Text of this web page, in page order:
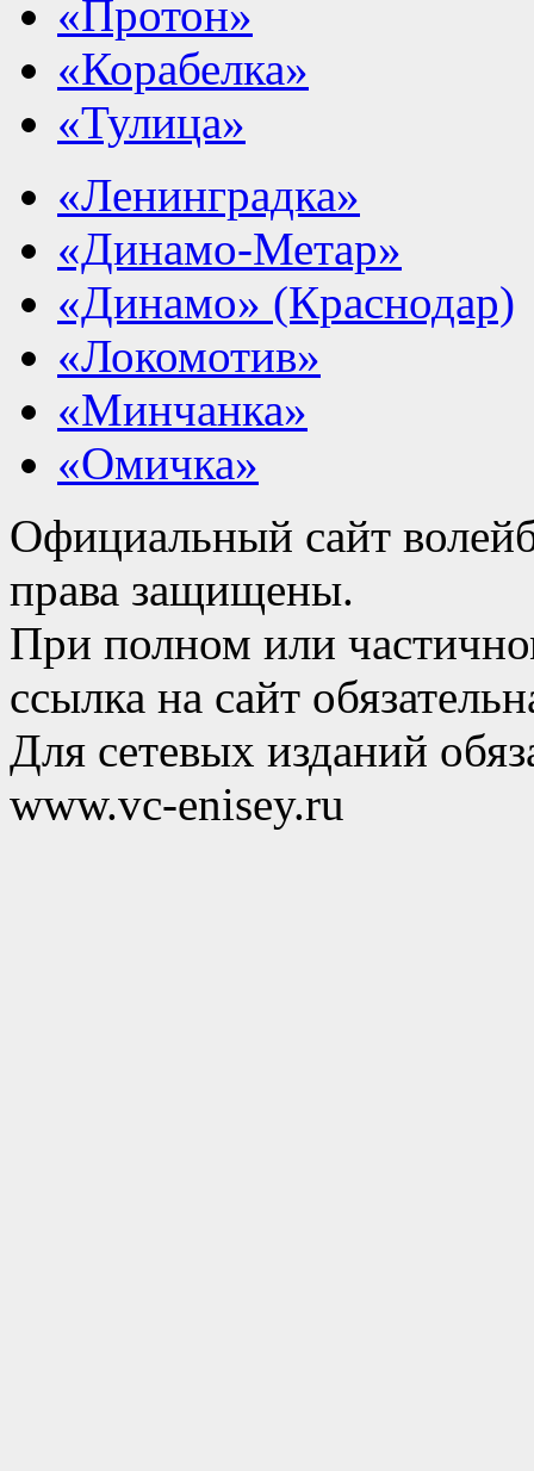
«Протон»
«Корабелка»
«Тулица»
«Ленинградка»
«Динамо-Метар»
«Динамо» (Краснодар)
«Локомотив»
«Минчанка»
«Омичка»
Официальный сайт
права защищены.
При полном или
ссылка на сайт
Для сетевых изданий
www.vc-enisey.ru